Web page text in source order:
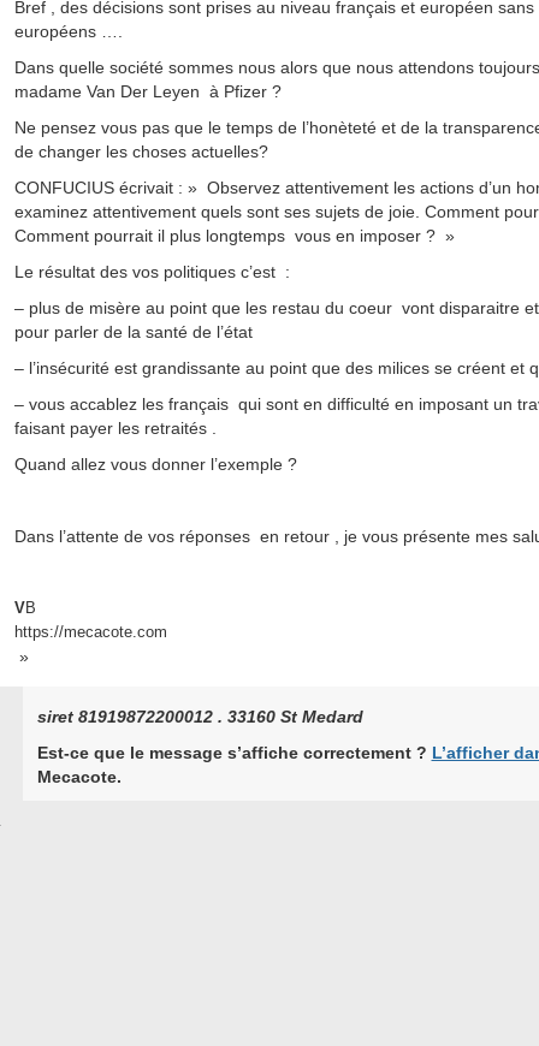
Bref , des décisions sont prises au niveau français et européen
européens ….
Dans quelle société sommes nous alors que nous attendons
madame Van Der Leyen à Pfizer ?
Ne pensez vous pas que le temps de l’honèteté et de la
de changer les choses actuelles?
CONFUCIUS écrivait : » Observez attentivement les actions d’un
examinez attentivement quels sont ses sujets de joie. Comment
Comment pourrait il plus longtemps vous en imposer ? »
Le résultat des vos politiques c’est :
– plus de misère au point que les restau du coeur vont disparaitre
pour parler de la santé de l’état
– l’insécurité est grandissante au point que des milices se créent et
– vous accablez les français qui sont en difficulté en imposant un
faisant payer les retraités .
Quand allez vous donner l’exemple ?
Dans l’attente de vos réponses en retour , je vous présente mes
VB
https://mecacote.com
»
siret 81919872200012 . 33160 St Medard
Est-ce que le message s’affiche correctement ? L’afficher
Mecacote.